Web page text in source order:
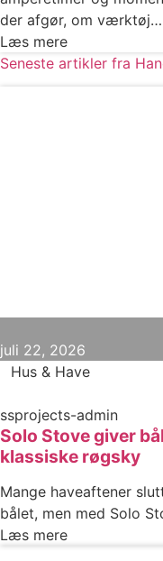
der afgør, om værktøj…
Læs mere
Seneste artikler fra
juli 22, 2026
Hus & Have
ssprojects-admin
Solo Stove giver
klassiske røgsky
Mange haveaftener
bålet, men med Solo
Læs mere